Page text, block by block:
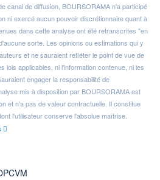
canal de diffusion, BOURSORAMA n'a participé
ni exercé aucun pouvoir discrétionnaire quant à
dans cette analyse ont été retranscrites "en
sorte. Les opinions ou estimations qui y
et ne sauraient refléter le point de vue de
lois applicables, ni l'information contenue, ni les
engager la responsabilité de
mis à disposition par BOURSORAMA est
et n'a pas de valeur contractuelle. Il constitue
l'utilisateur conserve l'absolue maîtrise.